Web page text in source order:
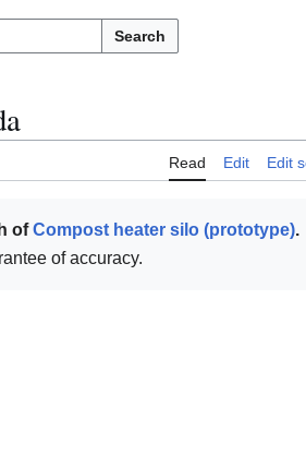
Search
Read Edit Edit
ofCompost heater silo (prototype).
of accuracy.